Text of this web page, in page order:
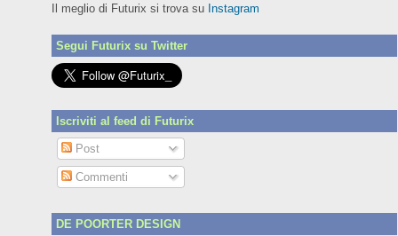
Il meglio di Futurix si trova su Instagram
Segui Futurix su Twitter
Iscriviti al feed di Futurix
Post
Commenti
DE POORTER DESIGN